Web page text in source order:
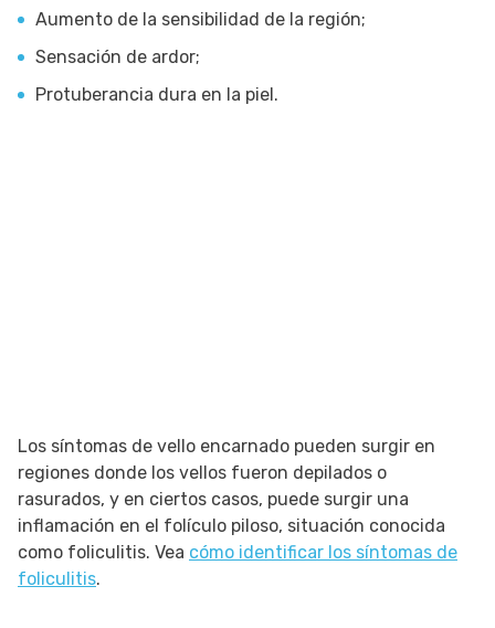
Aumento de la sensibilidad de la región;
Sensación de ardor;
Protuberancia dura en la piel.
Los síntomas de vello encarnado pueden surgir en
regiones donde los vellos fueron depilados o
rasurados, y en ciertos casos, puede surgir una
inflamación en el folículo piloso, situación conocida
como foliculitis. Vea cómo identificar los síntomas de
foliculitis.